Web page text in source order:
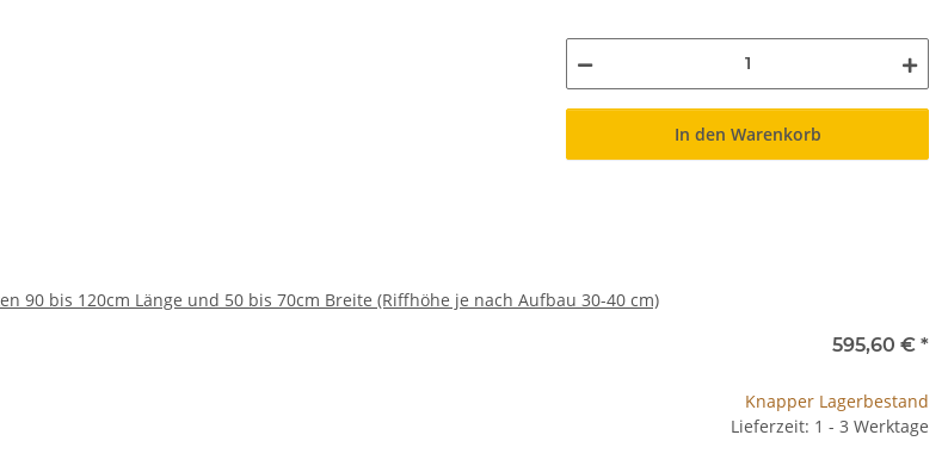
In den Warenkorb
90 bis 120cm Länge und 50 bis 70cm Breite (Riffhöhe je nach Aufbau 30-40 cm)
595,60 € *
Knapper Lagerbestand
Lieferzeit: 1 - 3 Werktage